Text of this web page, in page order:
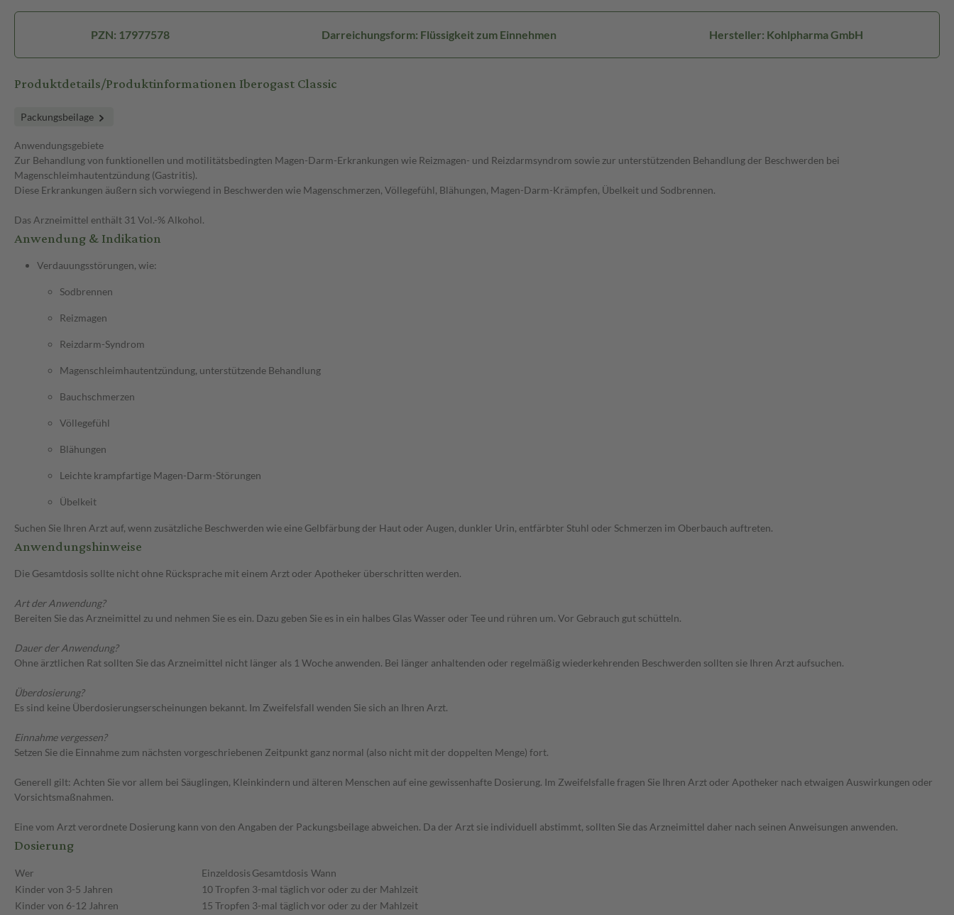
PZN: 17977578 Darreichungsform: Flüssigkeit zum Einnehmen Hersteller: Kohlpharma GmbH
Produktdetails/Produktinformationen Iberogast Classic
Packungsbeilage
Anwendungsgebiete
Zur Behandlung von funktionellen und motilitätsbedingten Magen-Darm-Erkrankungen wie Reizmagen- und Reizdarmsyndrom sowie zur unterstützenden Behandlung der Beschwerden bei
Magenschleimhautentzündung (Gastritis).
Diese Erkrankungen äußern sich vorwiegend in Beschwerden wie Magenschmerzen, Völlegefühl, Blähungen, Magen-Darm-Krämpfen, Übelkeit und Sodbrennen.
Das Arzneimittel enthält 31 Vol.-% Alkohol.
Anwendung & Indikation
Verdauungsstörungen, wie:
Sodbrennen
Reizmagen
Reizdarm-Syndrom
Magenschleimhautentzündung, unterstützende Behandlung
Bauchschmerzen
Völlegefühl
Blähungen
Leichte krampfartige Magen-Darm-Störungen
Übelkeit
Suchen Sie Ihren Arzt auf, wenn zusätzliche Beschwerden wie eine Gelbfärbung der Haut oder Augen, dunkler Urin, entfärbter Stuhl oder Schmerzen im Oberbauch auftreten.
Anwendungshinweise
Die Gesamtdosis sollte nicht ohne Rücksprache mit einem Arzt oder Apotheker überschritten werden.
Art der Anwendung?
Bereiten Sie das Arzneimittel zu und nehmen Sie es ein. Dazu geben Sie es in ein halbes Glas Wasser oder Tee und rühren um. Vor Gebrauch gut schütteln.
Dauer der Anwendung?
Ohne ärztlichen Rat sollten Sie das Arzneimittel nicht länger als 1 Woche anwenden. Bei länger anhaltenden oder regelmäßig wiederkehrenden Beschwerden sollten sie Ihren Arzt aufsuchen.
Überdosierung?
Es sind keine Überdosierungserscheinungen bekannt. Im Zweifelsfall wenden Sie sich an Ihren Arzt.
Einnahme vergessen?
Setzen Sie die Einnahme zum nächsten vorgeschriebenen Zeitpunkt ganz normal (also nicht mit der doppelten Menge) fort.
Generell gilt: Achten Sie vor allem bei Säuglingen, Kleinkindern und älteren Menschen auf eine gewissenhafte Dosierung. Im Zweifelsfalle fragen Sie Ihren Arzt oder Apotheker nach etwaigen Auswirkungen oder
Vorsichtsmaßnahmen.
Eine vom Arzt verordnete Dosierung kann von den Angaben der Packungsbeilage abweichen. Da der Arzt sie individuell abstimmt, sollten Sie das Arzneimittel daher nach seinen Anweisungen anwenden.
Dosierung
Wer Einzeldosis Gesamtdosis Wann
Kinder von 3-5 Jahren
10 Tropfen 3-mal täglichvor oder zu der Mahlzeit
Kinder von 6-12 Jahren
15 Tropfen 3-mal täglichvor oder zu der Mahlzeit